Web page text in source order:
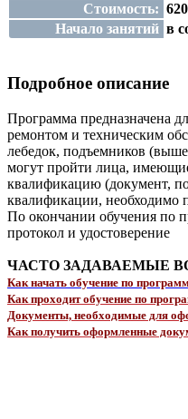
Стоимость:
Начало занятий в
Подробное описание
Программа предназначена
ремонтом и техническим
лебедок, подъемников
могут пройти лица,
квалификацию (документ,
квалификации, необходимо
По окончании обучения по
протокол и удостоверение
ЧАСТО ЗАДАВАЕМЫЕ
Как начать обучение по
Как проходит обучение по
Документы, необходимые для
Как получить оформленные